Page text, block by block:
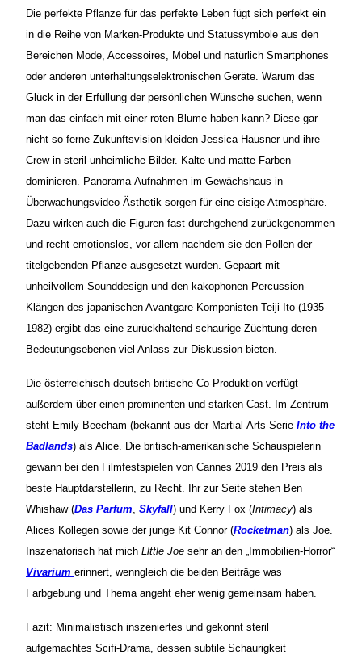
Die perfekte Pflanze für das perfekte Leben fügt sich perfekt ein
in die Reihe von Marken-Produkte und Statussymbole aus den
Bereichen Mode, Accessoires, Möbel und natürlich Smartphones
oder anderen unterhaltungselektronischen Geräte. Warum das
Glück in der Erfüllung der persönlichen Wünsche suchen, wenn
man das einfach mit einer roten Blume haben kann? Diese gar
nicht so ferne Zukunftsvision kleiden Jessica Hausner und ihre
Crew in steril-unheimliche Bilder. Kalte und matte Farben
dominieren. Panorama-Aufnahmen im Gewächshaus in
Überwachungsvideo-Ästhetik sorgen für eine eisige Atmosphäre.
Dazu wirken auch die Figuren fast durchgehend zurückgenommen
und recht emotionslos, vor allem nachdem sie den Pollen der
titelgebenden Pflanze ausgesetzt wurden. Gepaart mit
unheilvollem Sounddesign und den kakophonen Percussion-
Klängen des japanischen Avantgare-Komponisten Teiji Ito (1935-
1982) ergibt das eine zurückhaltend-schaurige Züchtung deren
Bedeutungsebenen viel Anlass zur Diskussion bieten.
Die österreichisch-deutsch-britische Co-Produktion verfügt
außerdem über einen prominenten und starken Cast. Im Zentrum
steht Emily Beecham (bekannt aus der Martial-Arts-Serie Into the
Badlands) als Alice. Die britisch-amerikanische Schauspielerin
gewann bei den Filmfestspielen von Cannes 2019 den Preis als
beste Hauptdarstellerin, zu Recht. Ihr zur Seite stehen Ben
Whishaw (Das Parfum, Skyfall) und Kerry Fox (Intimacy) als
Alices Kollegen sowie der junge Kit Connor (Rocketman) als Joe.
Inszenatorisch hat mich Llttle Joe sehr an den „Immobilien-Horror“
Vivarium erinnert, wenngleich die beiden Beiträge was
Farbgebung und Thema angeht eher wenig gemeinsam haben.
Fazit: Minimalistisch inszeniertes und gekonnt steril
aufgemachtes Scifi-Drama, dessen subtile Schaurigkeit